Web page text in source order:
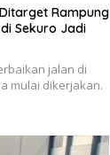
Rampung
Sekuro Jadi
jalan di
mulai dikerjakan.